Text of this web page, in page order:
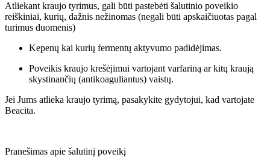
Atliekant kraujo tyrimus, gali būti pastebėti šalutinio poveikio
reiškiniai, kurių, dažnis nežinomas (negali būti apskaičiuotas pagal
turimus duomenis)
Kepenų kai kurių fermentų aktyvumo padidėjimas.
Poveikis kraujo krešėjimui vartojant varfariną ar kitų kraują
skystinančių (antikoaguliantus) vaistų.
Jei Jums atlieka kraujo tyrimą, pasakykite gydytojui, kad vartojate
Beacita.
Pranešimas apie šalutinį poveikį